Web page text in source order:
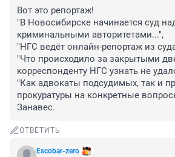
Вот это репортаж!
"В Новосибирске начинается суд
криминальными авторитетами...",
"НГС ведёт онлайн-репортаж из
"Что происходило за закрытыми
корреспонденту НГС узнать не
"Как адвокаты подсудимых, так и
прокуратуры на конкретные
Занавес.
ОТВЕТИТЬ
Escobar-zero